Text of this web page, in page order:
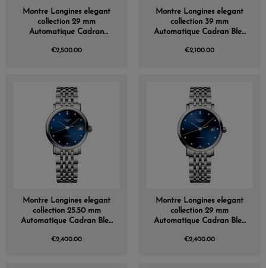
Montre Longines elegant
collection 29 mm
Automatique Cadran
Acier
€2,500.00
Montre Longines elegant
collection 39 mm
Automatique Cadran Bleu
€2,100.00
Montre Longines elegant
collection 25.50 mm
Automatique Cadran Bleu
€2,400.00
Montre Longines elegant
collection 29 mm
Automatique Cadran Bleu
€2,400.00